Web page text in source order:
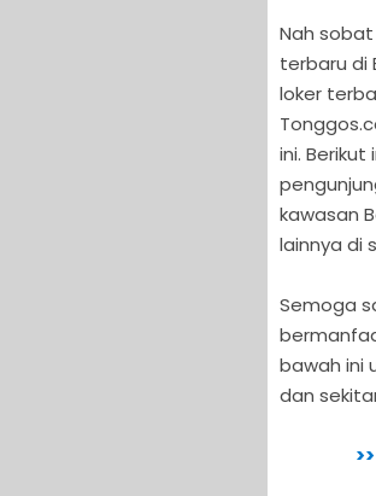
Nah sobat
terbaru di
loker
ini.
kawasan
lainnya di
Semoga
bawah ini
dan